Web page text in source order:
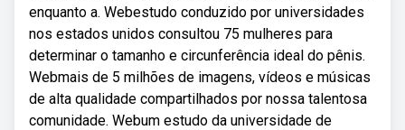
enquanto a. Webestudo conduzido por universidades
nos estados unidos consultou 75 mulheres para
determinar o tamanho e circunferência ideal do pênis.
Webmais de 5 milhões de imagens, vídeos e músicas
de alta qualidade compartilhados por nossa talentosa
comunidade. Webum estudo da universidade de